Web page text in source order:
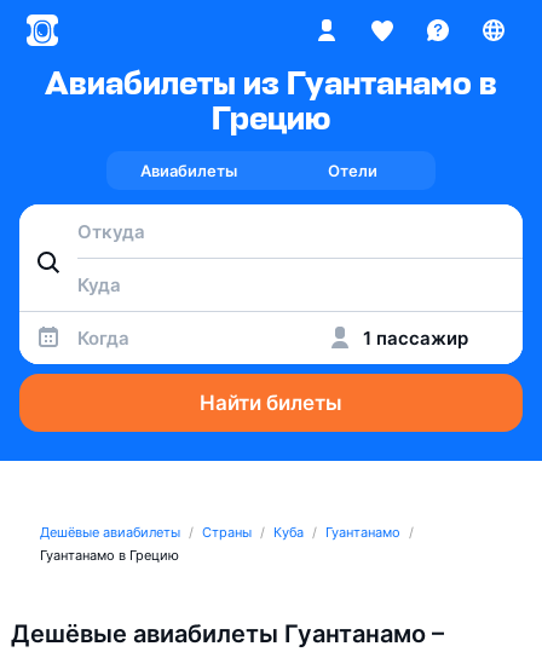
Авиабилеты из Гуантанамо в
Грецию
Авиабилеты Отели
Когда 1 пассажир
Найти билеты
Дешёвые авиабилеты Страны Куба
Гуантанамо
Гуантанамо в Грецию
Дешёвые авиабилеты Гуантанамо –